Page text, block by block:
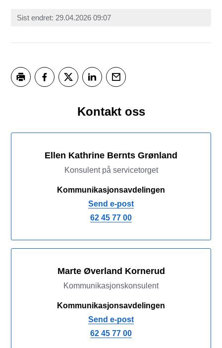
Sist endret 29.04.2026 09:07
Kontakt oss
Ellen Kathrine Bernts Grønland
Konsulent på servicetorget
Kommunikasjonsavdelingen
Send e-post
62 45 77 00
Marte Øverland Kornerud
Kommunikasjonskonsulent
Kommunikasjonsavdelingen
Send e-post
62 45 77 00